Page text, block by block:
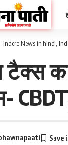
Indore News in hindi,